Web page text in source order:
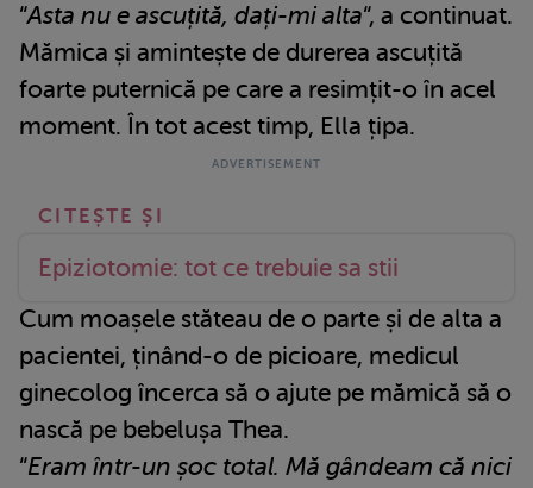
“Asta nu e ascuțită, dați-mi alta“, a continuat.
Mămica și amintește de durerea ascuțită
foarte puternică pe care a resimțit-o în acel
moment. În tot acest timp, Ella țipa.
Epiziotomie: tot ce trebuie sa stii
Cum moașele stăteau de o parte și de alta a
pacientei, ținând-o de picioare, medicul
ginecolog încerca să o ajute pe mămică să o
nască pe bebelușa Thea.
“Eram într-un șoc total. Mă gândeam că nici